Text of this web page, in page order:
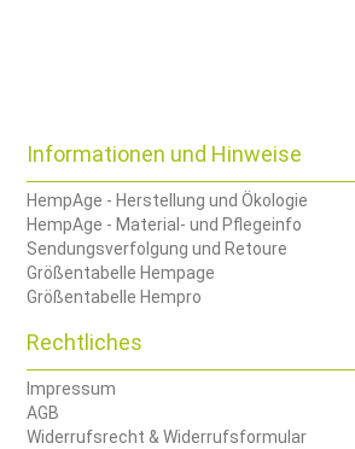
Informationen und Hinweise
HempAge - Herstellung und Ökologie
HempAge - Material- und Pflegeinfo
Sendungsverfolgung und Retoure
Größentabelle Hempage
Größentabelle Hempro
Rechtliches
Impressum
AGB
Widerrufsrecht & Widerrufsformular